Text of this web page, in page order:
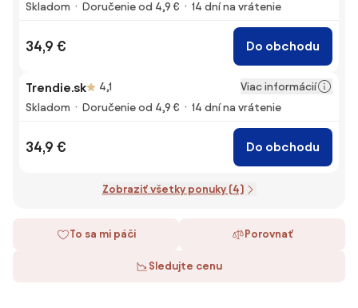
Skladom
Doručenie od 4,9 € 14 dní na vrátenie
34,9 € Do obchodu
Trendie.sk 4,1
Viac informácií
Skladom
Doručenie od 4,9 € 14 dní na vrátenie
34,9 € Do obchodu
Zobraziť všetky ponuky (4)
To sa mi páči Porovnať
Sledujte cenu